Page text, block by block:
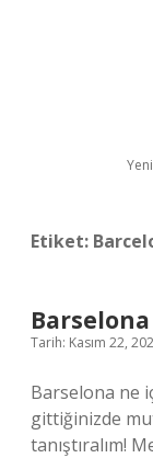
Etiket:
Tarih: Kasım 22,
Barselona ne
gittiğinizde
tanıştıralım!